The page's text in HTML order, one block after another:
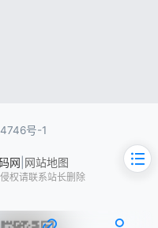
号-1
网 网站地图
权请联系站长删除